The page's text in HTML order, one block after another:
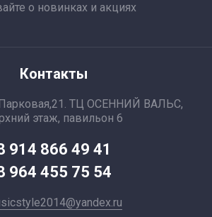
о новинках и акциях
Контакты
ТЦ ОСЕННИЙ ВАЛЬС,
этаж, павильон 6
914 866 49 41
964 455 75 54